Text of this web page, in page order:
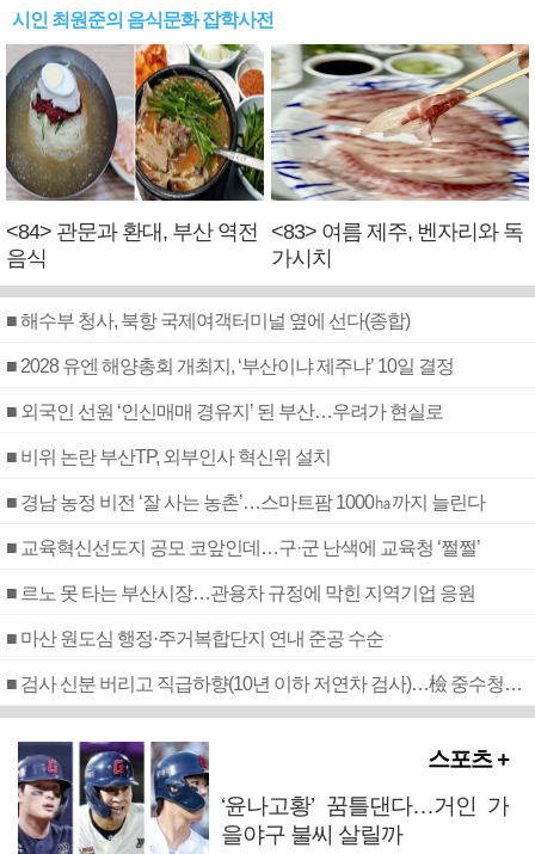
시인 최원준의 음식문화 잡학사전
<84> 관문과 환대, 부산 역전
음식
<83> 여름 제주, 벤자리와 독
가시치
■ 해수부 청사, 북항 국제여객터미널 옆에 선다(종합)
■ 2028 유엔 해양총회 개최지, ‘부산이냐 제주냐’ 10일 결정
■ 외국인 선원 ‘인신매매 경유지’ 된 부산…우려가 현실로
■ 비위 논란 부산TP, 외부인사 혁신위 설치
■ 경남 농정 비전 ‘잘 사는 농촌’…스마트팜 1000㏊까지 늘린다
■ 교육혁신선도지 공모 코앞인데…구·군 난색에 교육청 ‘쩔쩔’
■ 르노 못 타는 부산시장…관용차 규정에 막힌 지역기업 응원
■ 마산 원도심 행정·주거복합단지 연내 준공 수순
■ 검사 신분 버리고 직급하향(10년 이하 저연차 검사)…檢 중수청행 기피
스포츠 +
‘윤나고황’ 꿈틀댄다…거인 가
을야구 불씨 살릴까